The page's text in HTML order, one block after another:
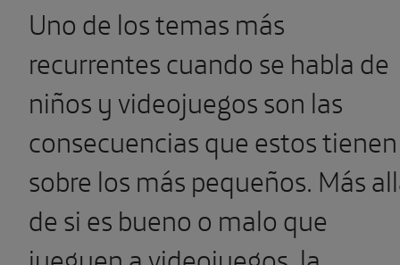
Uno de los temas más
recurrentes cuando se habla de
niños y videojuegos son las
consecuencias que estos tienen
sobre los más pequeños. Más
de si es bueno o malo que